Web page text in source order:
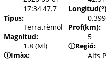
17:34:47.7
Tipus:
Terratrèmol
Magnitud:
1.8 (Ml)
ⓘImàx:
-
Prof(km):
5
ⓘRegió:
Alts